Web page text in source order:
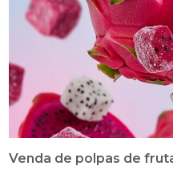
Venda de polpas de